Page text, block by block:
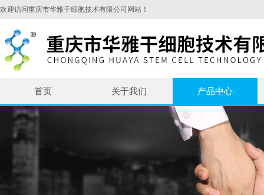
欢迎访问重庆市华雅干细胞技术有限公司网站！
首页 关于我们 产品中心